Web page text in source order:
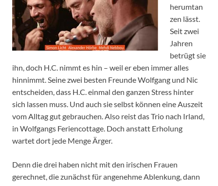
herumtan
zen lässt.
Seit zwei
Jahren
betrügt sie
ihn, doch H.C. nimmt es hin – weil er eben immer alles
hinnimmt. Seine zwei besten Freunde Wolfgang und Nic
entscheiden, dass H.C. einmal den ganzen Stress hinter
sich lassen muss. Und auch sie selbst können eine Auszeit
vom Alltag gut gebrauchen. Also reist das Trio nach Irland,
in Wolfgangs Feriencottage. Doch anstatt Erholung
wartet dort jede Menge Ärger.
Denn die drei haben nicht mit den irischen Frauen
gerechnet, die zunächst für angenehme Ablenkung, dann